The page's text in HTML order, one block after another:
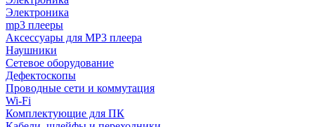
Электроника
mp3 плееры
Аксессуары для MP3 плеера
Наушники
Сетевое оборудование
Дефектоскопы
Проводные сети и коммутация
Wi-Fi
Комплектующие для ПК